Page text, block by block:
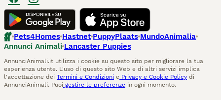
Pets4Homes Hastnet PuppyPlaats MundoAnimalia
Annunci Animali Lancaster Puppies
AnnunciAnimali.it utilizza i cookie su questo sito per migliorare la tua
esperienza utente. L'uso di questo sito Web e di altri servizi implica
l'accettazione dei Termini e Condizioni e Privacy e Cookie Policy di
AnnunciAnimali. Puoi gestire le preferenze in ogni momento.